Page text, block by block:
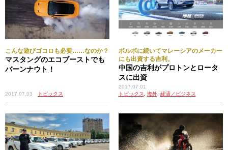
こんな遊びゴコロも必要……なのか？
マスタングのエコブーストでも
バーンナウト！
2017.07.03 トピックス
ボルボに続いてマレーシアのメーカー
にも出資する吉利。
中国の吉利がプロトンとロータ
スに出資
2017.07.01
トピックス
海外, 経済／ビジネス